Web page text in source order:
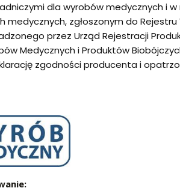
dla wyrobów medycznych i w
medycznych, zgłoszonym do
przez Urząd Rejestracji
Medycznych i Produktów
zgodności producenta i